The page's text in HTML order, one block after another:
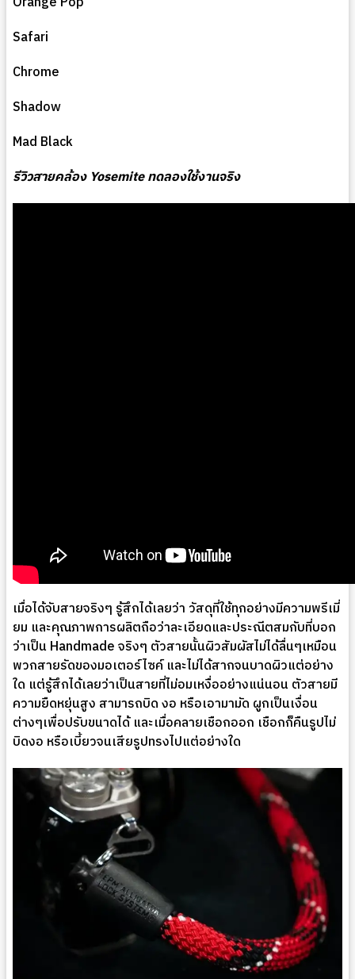
Safari
Chrome
Shadow
Mad Black
รีวิวสายคล้อง Yosemite ทดลองใช้งานจริง
เมื่อได้จับสายจริงๆ รู้สึกได้เลยว่า วัสดุที่ใช้ทุกอย่างมีความพรีเมี่
ยม และคุณภาพการผลิตถือว่าละเอียดและประณีตสมกับที่บอก
ว่าเป็น Handmade จริงๆ ตัวสายนั้นผิวสัมผัสไม่ได้ลื่นๆเหมือน
พวกสายรัดของมอเตอร์ไซค์ และไม่ได้สากจนบาดผิวแต่อย่าง
ใด แต่รู้สึกได้เลยว่าเป็นสายที่ไม่อมเหงื่ออย่างแน่นอน ตัวสายมี
ความยืดหยุ่นสูง สามารถบิด งอ หรือเอามามัด ผูกเป็นเงื่อน
ต่างๆเพื่อปรับขนาดได้ และเมื่อคลายเชือกออก เชือกก็คืนรูปไม่
บิดงอ หรือเบี้ยวจนเสียรูปทรงไปแต่อย่างใด